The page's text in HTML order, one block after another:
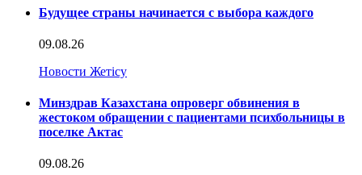
Будущее страны начинается с выбора каждого
09.08.26
Новости Жетісу
Минздрав Казахстана опроверг обвинения в
жестоком обращении с пациентами психбольницы в
поселке Актас
09.08.26